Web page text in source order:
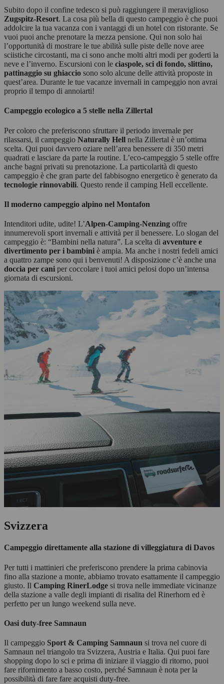
Subito dopo il confine tedesco si può raggiungere il meraviglioso
Zugspitz-Resort. La cosa più bella di questo campeggio è che puoi
addolcire la tua vacanza con i vantaggi di un hotel con ristorante. Se
vuoi puoi anche prenotare la mezza pensione. Qui non solo hai
l’opportunità di mostrare le tue abilità sulle piste delle nove aree
sciistiche circostanti, ma ci sono anche molti altri modi per goderti la
neve e l’inverno. Escursioni con le ciaspole, sci di fondo, slittino,
pattinaggio su ghiaccio sono solo alcune delle attività proposte in
quest’area. Durante le tue vacanze invernali in campeggio non avrai
proprio il tempo di annoiarti!
Campeggio ecologico a 5 stelle nella Zillertal
Per coloro che preferiscono sfruttare il periodo invernale per
rilassarsi, il campeggio Naturally Hell nella Zillertal è un’ottima
scelta. Qui puoi davvero oziare nell’area benessere di 350 metri
quadrati e lasciare da parte la routine. L’eco-campeggio 5 stelle offre
anche bagni privati ​​su prenotazione. La particolarità di questo
campeggio è che gran parte del fabbisogno energetico è generato da
tecnologie rinnovabili. Questo rende il camping Hell eccellente.
Il moderno campeggio alpino nel Montafon
Intenditori udite, udite! L’Alpen-Camping-Nenzing offre
innumerevoli sport invernali e attività per il benessere. Lo slogan del
campeggio è: “Bambini nella natura”. La scelta di avventure e
divertimento per i bambini è ampia. Ma anche i nostri fedeli amici
a quattro zampe sono qui i benvenuti! A disposizione c’è anche una
doccia per cani per coccolare i tuoi amici pelosi dopo un’intensa
giornata di escursioni.
Svizzera
Campeggio direttamente alla stazione di villeggiatura di Davos
Per tutti i mattinieri che preferiscono prendere la prima cabinovia
fino alla stazione a monte, abbiamo trovato esattamente il campeggio
giusto. Il Camping RinerLodge si trova nelle immediate vicinanze
della stazione a valle degli impianti di risalita del Rinerhorn ed è
perfetto per un lungo weekend sulla neve.
Oasi duty-free Samnaun
Il campeggio Sport & Camping Samnaun si trova nel cuore di
Samnaun nel triangolo tra Svizzera, Austria e Italia. Qui puoi fare
shopping dopo lo sci e prima di iniziare il viaggio di ritorno, puoi
fare rifornimento a basso costo, perché Samnaun è nota per la
possibilità di fare fare acquisti duty-free.